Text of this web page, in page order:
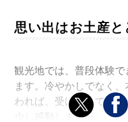
思い出はお土産と
観光地では、普段体験
ます。冷やかしでなく
われば、受け入れてもら
少し感動しました。